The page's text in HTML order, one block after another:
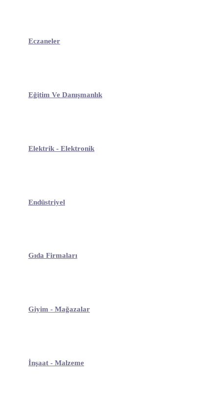
Eczaneler
Eğitim Ve Danışmanlık
Elektrik - Elektronik
Endüstriyel
Gıda Firmaları
Giyim - Mağazalar
İnşaat - Malzeme